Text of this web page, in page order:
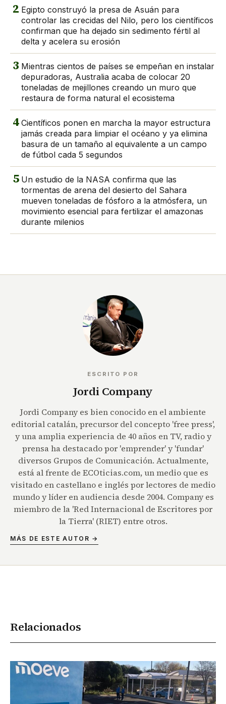
2 Egipto construyó la presa de Asuán para
controlar las crecidas del Nilo, pero los científicos
confirman que ha dejado sin sedimento fértil al
delta y acelera su erosión
3 Mientras cientos de países se empeñan en instalar
depuradoras, Australia acaba de colocar 20
toneladas de mejillones creando un muro que
restaura de forma natural el ecosistema
4 Científicos ponen en marcha la mayor estructura
jamás creada para limpiar el océano y ya elimina
basura de un tamaño al equivalente a un campo
de fútbol cada 5 segundos
5 Un estudio de la NASA confirma que las
tormentas de arena del desierto del Sahara
mueven toneladas de fósforo a la atmósfera, un
movimiento esencial para fertilizar el amazonas
durante milenios
ESCRITO POR
Jordi Company
Jordi Company es bien conocido en el ambiente
editorial catalán, precursor del concepto 'free press',
y una amplia experiencia de 40 años en TV, radio y
prensa ha destacado por 'emprender' y 'fundar'
diversos Grupos de Comunicación. Actualmente,
está al frente de ECOticias.com, un medio que es
visitado en castellano e inglés por lectores de medio
mundo y líder en audiencia desde 2004. Company es
miembro de la 'Red Internacional de Escritores por
la Tierra' (RIET) entre otros.
MÁS DE ESTE AUTOR →
Relacionados